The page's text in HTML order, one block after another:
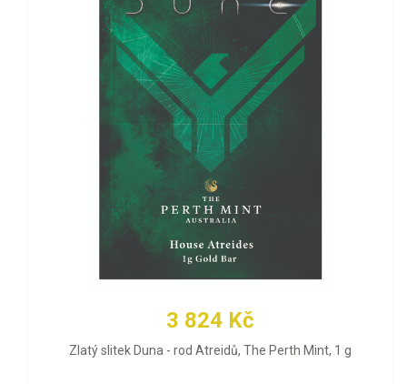
3 824 Kč
Zlatý slitek Duna - rod Atreidů, The Perth Mint, 1 g